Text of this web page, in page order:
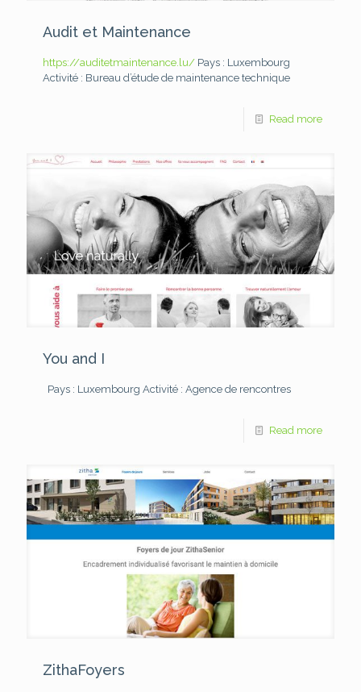
Audit et Maintenance
https://auditetmaintenance.lu/ Pays : Luxembourg
Activité : Bureau d’étude de maintenance technique
Read more
You and I
Pays : Luxembourg Activité : Agence de rencontres
Read more
ZithaFoyers